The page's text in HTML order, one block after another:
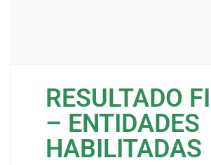
RESULTADO
– ENTIDADES
HABILITADAS